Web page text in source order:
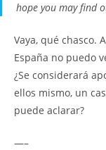
hope you may find
Vaya, qué chasco.
España no puedo
¿Se considerará
ellos mismo, un
puede aclarar?
—–